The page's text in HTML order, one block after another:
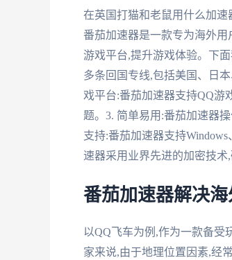
在英国打猫和老鼠用什么加速
番茄加速器是一款专为海外
游戏平台,提升游戏体验。下
多条回国专线,包括美国、日
戏平台:番茄加速器支持QQ游
题。3. 简单易用:番茄加速器
支持:番茄加速器支持
速器采用业界先进的加密技术
番茄加速器解决
以QQ飞车为例,作为一款备受
家来说,由于地理位置因素,经